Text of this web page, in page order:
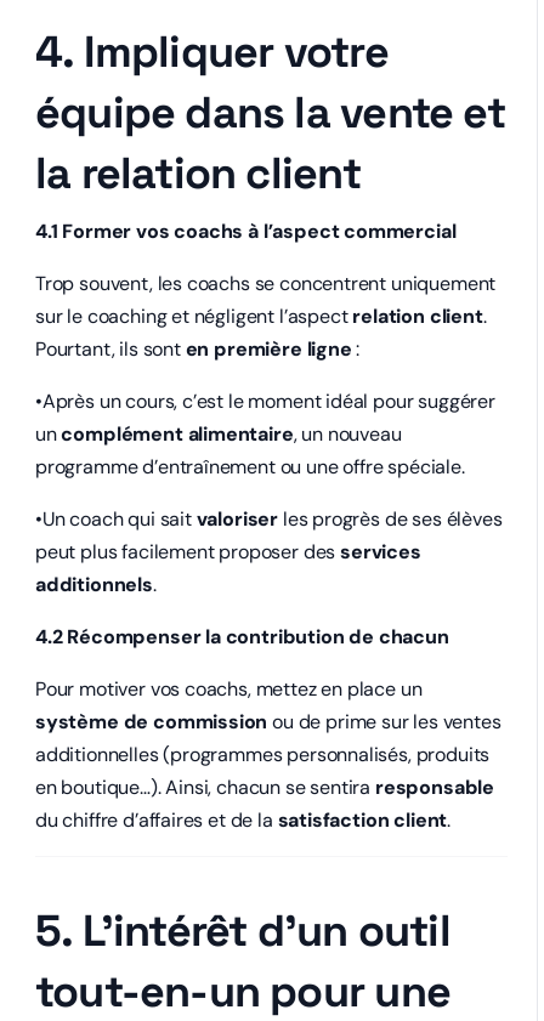
4. Impliquer votre
équipe dans la vente et
la relation client
4.1 Former vos coachs à l’aspect commercial
Trop souvent, les coachs se concentrent uniquement
sur le coaching et négligent l’aspectrelation client.
Pourtant, ils sonten première ligne:
•Après un cours, c’est le moment idéal pour suggérer
uncomplément alimentaire, un nouveau
programme d’entraînement ou une offre spéciale.
•Un coach qui saitvaloriser les progrès de ses élèves
peut plus facilement proposer desservices
additionnels.
4.2 Récompenser la contribution de chacun
Pour motiver vos coachs, mettez en place un
système de commission ou de prime sur les ventes
additionnelles (programmes personnalisés, produits
en boutique…). Ainsi, chacun se sentira responsable
du chiffre d’affaires et de la satisfaction client.
5. L’intérêt d’un outil
tout-en-un pour une